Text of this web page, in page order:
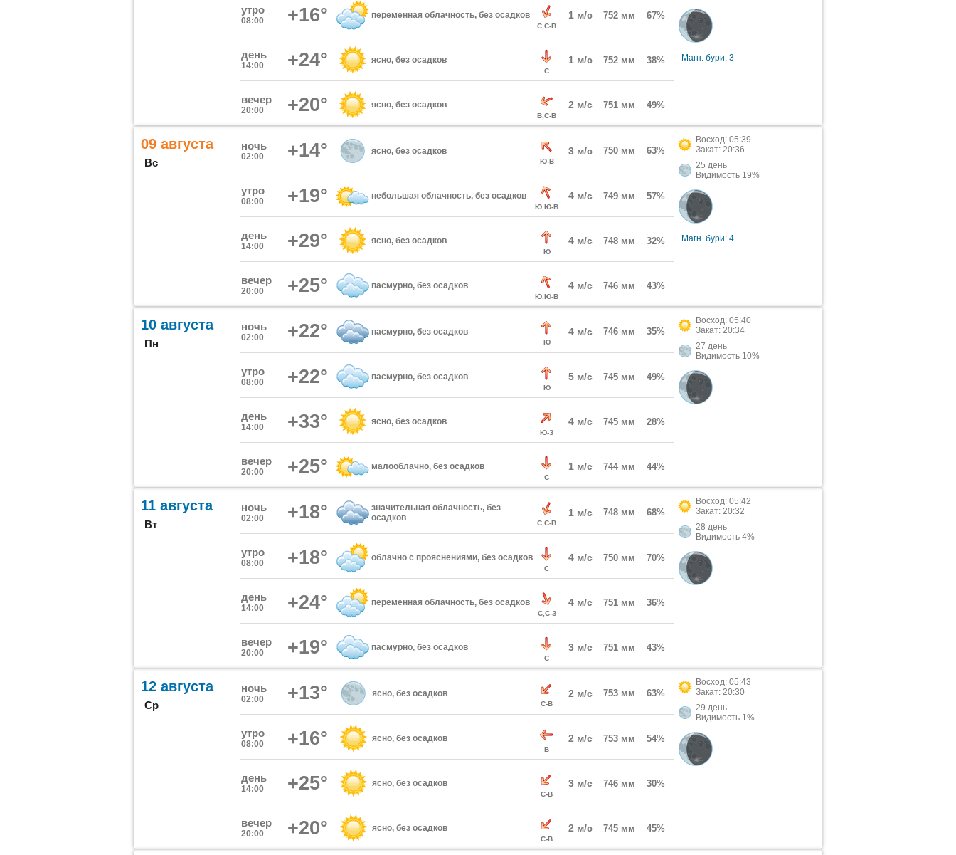
утро
08:00 +16° переменная облачность, без осадков
С,С-В
1 м/с 752 мм 67%
день
14:00 +24° ясно, без осадков
С
1 м/с 752 мм 38%
вечер
20:00 +20° ясно, без осадков
В,С-В
2 м/с 751 мм 49%
Магн. бури: 3
09 августа
Вс
ночь
02:00 +14° ясно, без осадков
Ю-В
3 м/с 750 мм 63%
утро
08:00 +19° небольшая облачность, без осадков
Ю,Ю-В
4 м/с 749 мм 57%
день
14:00 +29° ясно, без осадков
Ю
4 м/с 748 мм 32%
вечер
20:00 +25° пасмурно, без осадков
Ю,Ю-В
4 м/с 746 мм 43%
Восход: 05:39
Закат: 20:36
25 день
Видимость 19%
Магн. бури: 4
10 августа
Пн
ночь
02:00 +22° пасмурно, без осадков
Ю
4 м/с 746 мм 35%
утро
08:00 +22° пасмурно, без осадков
Ю
5 м/с 745 мм 49%
день
14:00 +33° ясно, без осадков
Ю-З
4 м/с 745 мм 28%
вечер
20:00 +25° малооблачно, без осадков
С
1 м/с 744 мм 44%
Восход: 05:40
Закат: 20:34
27 день
Видимость 10%
11 августа
Вт
ночь
02:00 +18°
значительная облачность, без
осадков
С,С-В
1 м/с 748 мм 68%
утро
08:00 +18° облачно с прояснениями, без осадков
С
4 м/с 750 мм 70%
день
14:00 +24° переменная облачность, без осадков
С,С-З
4 м/с 751 мм 36%
вечер
20:00 +19° пасмурно, без осадков
С
3 м/с 751 мм 43%
Восход: 05:42
Закат: 20:32
28 день
Видимость 4%
12 августа
Ср
ночь
02:00 +13° ясно, без осадков
С-В
2 м/с 753 мм 63%
утро
08:00 +16° ясно, без осадков
В
2 м/с 753 мм 54%
день
14:00 +25° ясно, без осадков
С-В
3 м/с 746 мм 30%
вечер
20:00 +20° ясно, без осадков
С-В
2 м/с 745 мм 45%
Восход: 05:43
Закат: 20:30
29 день
Видимость 1%